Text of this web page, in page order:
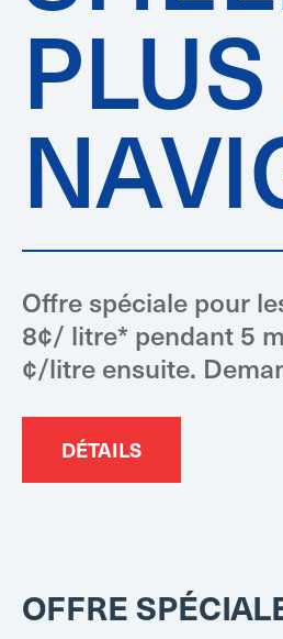
Offre spéciale pour
8¢/ litre* pendant 5
¢/litre ensuite.
DÉTAILS
OFFRE